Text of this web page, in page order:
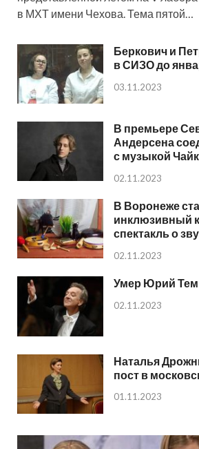
в МХТ имени Чехова. Тема пятой…
Беркович и
в СИЗО до
03.11.2023
В премьере
Андерсена
с музыкой
02.11.2023
В Воронеже
инклюзивный
спектакль о
02.11.2023
Умер Юрий
02.11.2023
Наталья
пост в
01.11.2023